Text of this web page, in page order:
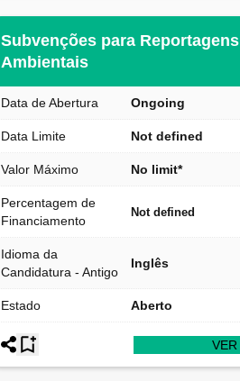
Subvenções para Reportagens
Ambientais
Data de Abertura Ongoing
Data Limite Not defined
Valor Máximo No limit*
Percentagem de
Financiamento
Not defined
Idioma da
Candidatura - Antigo
Inglês
Estado Aberto
VER